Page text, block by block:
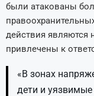
были атакованы
действия являются
привлечены к
«В зонах
дети и